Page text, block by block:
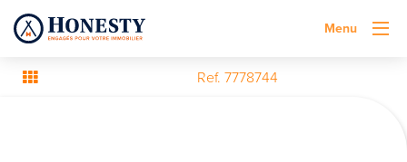
Menu
Ref. 7778744